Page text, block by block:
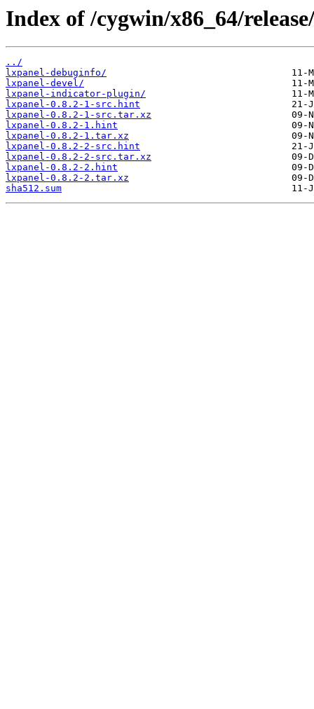
Index of /cygwin/x86_64/
../
lxpanel-debuginfo/
lxpanel-devel/
lxpanel-indicator-plugin/
lxpanel-0.8.2-1-src.hint
lxpanel-0.8.2-1-src.tar.xz
lxpanel-0.8.2-1.hint
lxpanel-0.8.2-1.tar.xz
lxpanel-0.8.2-2-src.hint
lxpanel-0.8.2-2-src.tar.xz
lxpanel-0.8.2-2.hint
lxpanel-0.8.2-2.tar.xz
sha512.sum